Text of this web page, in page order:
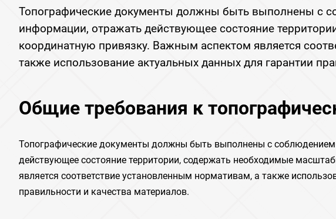
Топографические документы должны быть выполнены с
информации, отражать действующее состояние
координатную привязку. Важным аспектом является
также использование актуальных данных для гарантии
Общие требования к
Топографические документы должны быть выполнены с
действующее состояние территории, содержать необходимые
является соответствие установленным нормативам, а также
правильности и качества материалов.